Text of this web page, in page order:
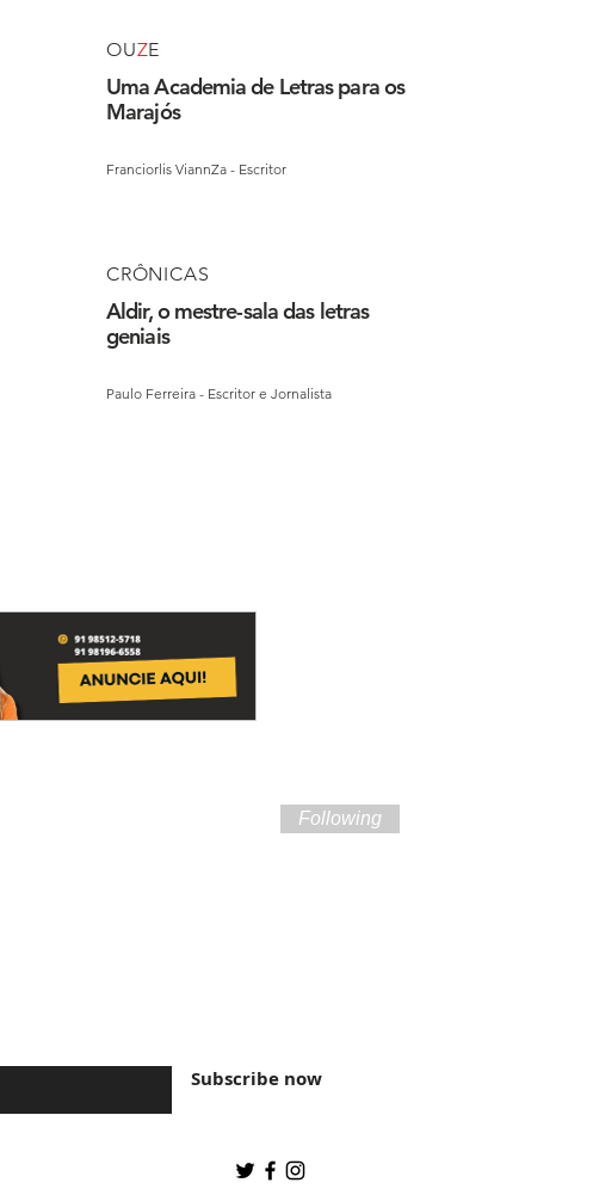
OUZE
Uma Academia de Letras para os
Marajós
Franciorlis ViannZa - Escritor
CRÔNICAS
Aldir, o mestre-sala das letras
geniais
Paulo Ferreira - Escritor e Jornalista
Following
Subscribe now